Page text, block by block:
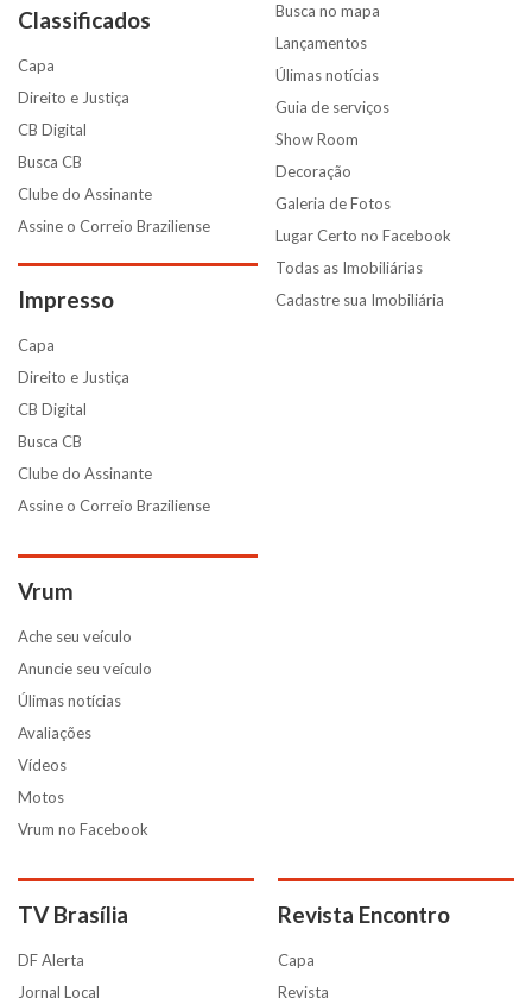
Classificados
Capa
Direito e Justiça
CB Digital
Busca CB
Clube do Assinante
Assine o Correio Braziliense
Impresso
Capa
Direito e Justiça
CB Digital
Busca CB
Clube do Assinante
Assine o Correio Braziliense
Busca no mapa
Lançamentos
Úlimas notícias
Guia de serviços
Show Room
Decoração
Galeria de Fotos
Lugar Certo no Facebook
Todas as Imobiliárias
Cadastre sua Imobiliária
Vrum
Ache seu veículo
Anuncie seu veículo
Úlimas notícias
Avaliações
Vídeos
Motos
Vrum no Facebook
TV Brasília
DF Alerta
Jornal Local
Revista Encontro
Capa
Revista